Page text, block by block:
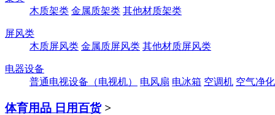
木质架类 金属质架类 其他材质架类
屏风类
木质屏风类 金属质屏风类 其他材质屏风类
电器设备
普通电视设备（电视机）
电风扇 电冰箱 空调机 空气净
体育用品 日用百货 >